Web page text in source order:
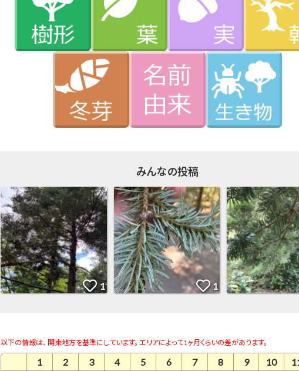
みんなの投稿
以下の情報は、 関東地方を基準にしています。 エリアによって1ヶ月くらいの差があります。
1 2 3 4 5 6 7 8 9 10